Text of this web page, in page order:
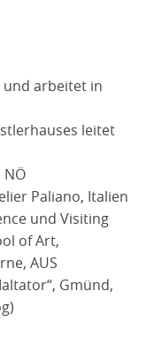
und arbeitet in
leitet
Paliano, Italien
und Visiting
of Art,
AUS
Gmünd,